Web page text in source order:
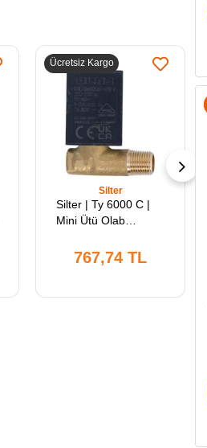
Silter
Silter | Ty 6000 C |
Mini Ütü Olab
Süper Mini Ütü
Kazanında Buhar
Kullanılmaktadır.
767,74 TL
Ücretsiz Kargo